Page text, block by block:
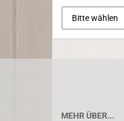
MEHR ÜBER...